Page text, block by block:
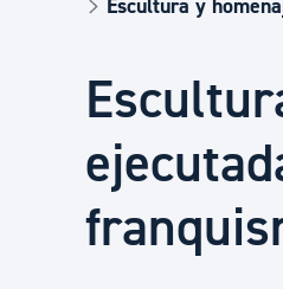
Infancia y
Participación
Escultura y